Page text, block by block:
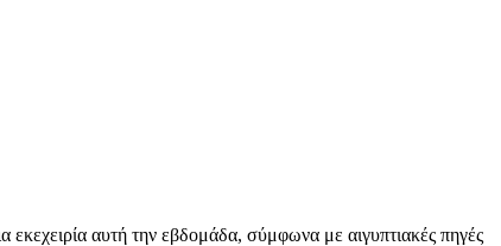
αυτή την εβδομάδα, σύμφωνα με αιγυπτιακές πηγές